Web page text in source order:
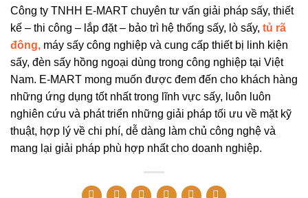
Công ty TNHH E-MART chuyên tư vấn giải pháp sấy, thiết
kế – thi công – lắp đặt – bảo trì hệ thống sấy, lò sấy, tủ rã
đông, máy sấy công nghiệp và cung cấp thiết bị linh kiện
sấy, đèn sấy hồng ngoại dùng trong công nghiệp tại Việt
Nam. E-MART mong muốn được đem đến cho khách hàng
những ứng dụng tốt nhất trong lĩnh vực sấy, luôn luôn
nghiên cứu và phát triển những giải pháp tối ưu về mặt kỹ
thuật, hợp lý về chi phí, dễ dàng làm chủ công nghệ và
mang lại giải pháp phù hợp nhất cho doanh nghiệp.